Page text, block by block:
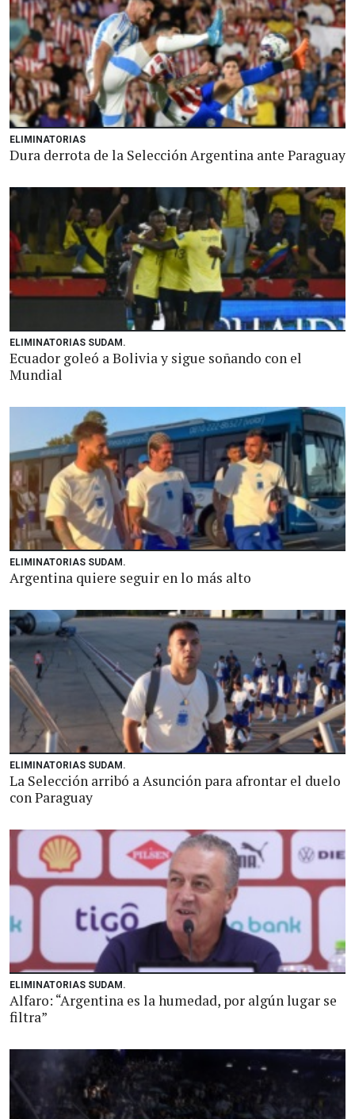
ELIMINATORIAS
Dura derrota de la Selección Argentina ante Paraguay
ELIMINATORIAS SUDAM.
Ecuador goleó a Bolivia y sigue soñando con el
Mundial
ELIMINATORIAS SUDAM.
Argentina quiere seguir en lo más alto
ELIMINATORIAS SUDAM.
La Selección arribó a Asunción para afrontar el duelo
con Paraguay
ELIMINATORIAS SUDAM.
Alfaro: “Argentina es la humedad, por algún lugar se
filtra”